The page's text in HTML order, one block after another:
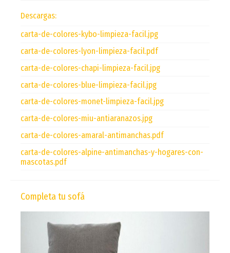
Descargas:
carta-de-colores-kybo-limpieza-facil.jpg
carta-de-colores-lyon-limpieza-facil.pdf
carta-de-colores-chapi-limpieza-facil.jpg
carta-de-colores-blue-limpieza-facil.jpg
carta-de-colores-monet-limpieza-facil.jpg
carta-de-colores-miu-antiaranazos.jpg
carta-de-colores-amaral-antimanchas.pdf
carta-de-colores-alpine-antimanchas-y-hogares-con-
mascotas.pdf
Completa tu sofá